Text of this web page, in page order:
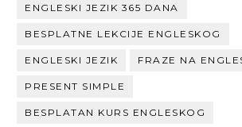
ENGLESKI JEZIK 365 DANA
BESPLATNE LEKCIJE ENGLESKOG
ENGLESKI JEZIK FRAZE NA
PRESENT SIMPLE
BESPLATAN KURS ENGLESKOG